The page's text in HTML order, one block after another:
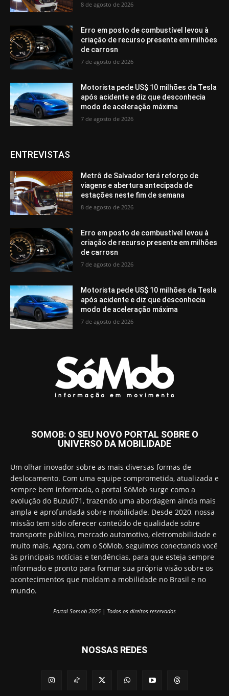
8 de agosto de 2026
Erro em posto de combustível levou à
criação de recurso presente em milhões
de carrosn
7 de agosto de 2026
Motorista pede US$ 10 milhões da Tesla
após acidente e diz que desconhecia
modo de aceleração máxima
7 de agosto de 2026
ENTREVISTAS
Metrô de Salvador terá reforço de
viagens e abertura antecipada de
estações neste fim de semana
8 de agosto de 2026
Erro em posto de combustível levou à
criação de recurso presente em milhões
de carrosn
7 de agosto de 2026
Motorista pede US$ 10 milhões da Tesla
após acidente e diz que desconhecia
modo de aceleração máxima
7 de agosto de 2026
SOMOB: O SEU NOVO PORTAL SOBRE O
UNIVERSO DA MOBILIDADE
Um olhar inovador sobre as mais diversas formas de
deslocamento. Com uma equipe comprometida, atualizada e
sempre bem informada, o portal SóMob surge como a
evolução do Buzu071, trazendo uma abordagem ainda mais
ampla e aprofundada sobre mobilidade. Desde 2020, nossa
missão tem sido oferecer conteúdo de qualidade sobre
transporte público, mercado automotivo, eletromobilidade e
muito mais. Agora, com o SóMob, seguimos conectando você
às principais notícias e tendências, para que esteja sempre
informado e pronto para formar sua própria visão sobre os
acontecimentos que moldam a mobilidade no Brasil e no
mundo.
Portal Somob 2025 | Todos os direitos reservados
NOSSAS REDES